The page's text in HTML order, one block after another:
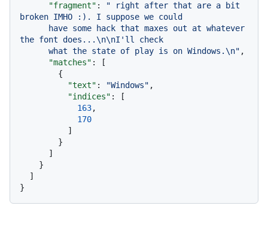
"fragment" :
" right after that are a bit
broken IMHO :). I suppose we could
the font does...\n\nI'll check
      what the state of play is on Windows.\n"
,
"matches" :
[
{
"text" : "Windows" ,
"indices" :
[
163,
170
]
}
]
}
]
}